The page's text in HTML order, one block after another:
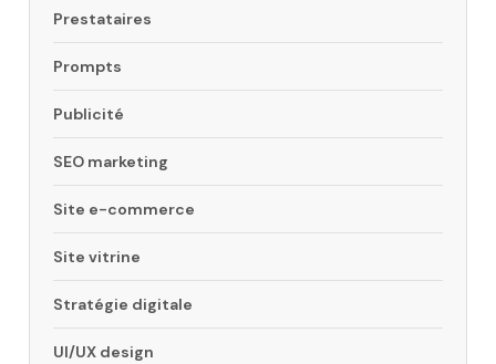
Prestataires
Prompts
Publicité
SEO marketing
Site e-commerce
Site vitrine
Stratégie digitale
UI/UX design